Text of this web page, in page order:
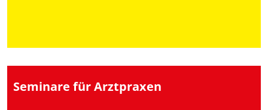
Seminare für Arztpraxen